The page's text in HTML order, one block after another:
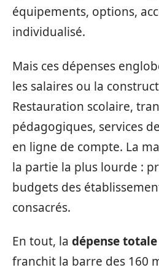
équipements, options,
individualisé.
Mais ces dépenses
les salaires ou la
Restauration scolaire,
pédagogiques, services
en ligne de compte. La
la partie la plus lourde :
budgets des
consacrés.
En tout, la dépense totale
franchit la barre des 160